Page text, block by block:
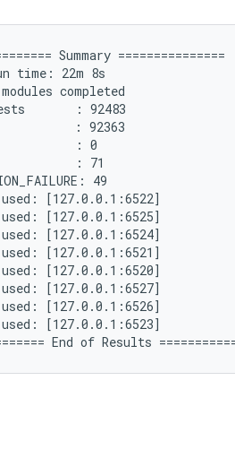
Summary ===============
time: 22m 8s
completed
: 92483
: 92363
: 0
: 71
49
[127.0.0.1:6522]
[127.0.0.1:6525]
[127.0.0.1:6524]
[127.0.0.1:6521]
[127.0.0.1:6520]
[127.0.0.1:6527]
[127.0.0.1:6526]
[127.0.0.1:6523]